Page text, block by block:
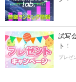
試写
ト！
プレゼ